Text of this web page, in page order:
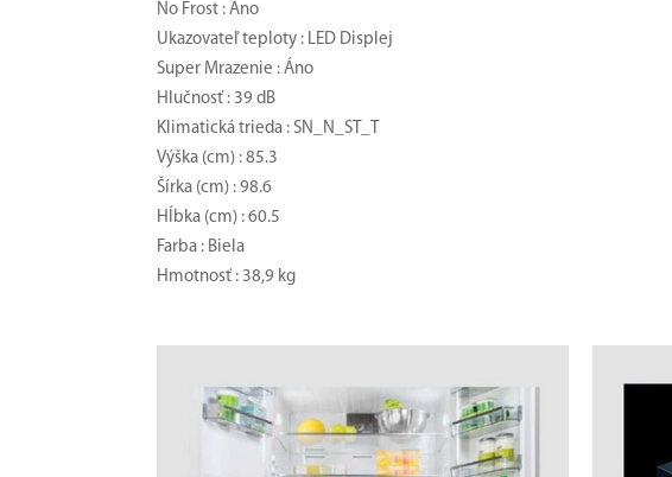
No Frost : Áno
Ukazovateľ teploty : LED Displej
Super Mrazenie : Áno
Hlučnosť : 39 dB
Klimatická trieda : SN_N_ST_T
Výška (cm) : 85.3
Šírka (cm) : 98.6
Hĺbka (cm) : 60.5
Farba : Biela
Hmotnosť : 38,9 kg